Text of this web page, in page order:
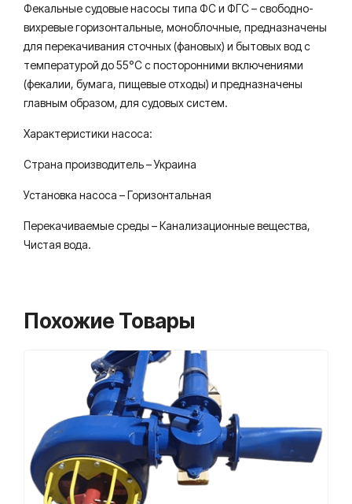
Фекальные судовые насосы типа ФС и ФГС – свободно-
вихревые горизонтальные, моноблочные, предназначены
для перекачивания сточных (фановых) и бытовых вод с
температурой до 55°С с по­сторонними включениями
(фекалии, бумага, пищевые отходы) и предназначены
главным образом, для судовых систем.
Характеристики насоса:
Страна производитель – Украина
Установка насоса – Горизонтальная
Перекачиваемые среды – Канализационные вещества,
Чистая вода.
Похожие Товары